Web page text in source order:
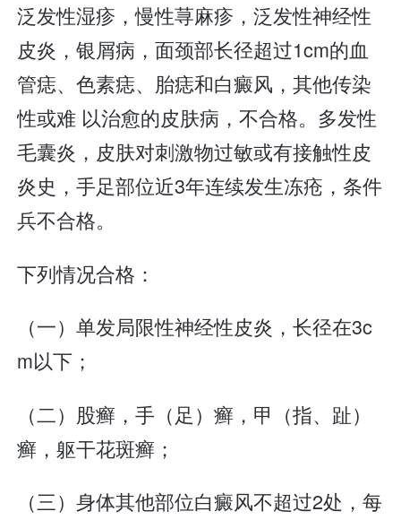
泛发性湿疹，慢性荨麻疹，泛发性神经性
皮炎，银屑病，面颈部长径超过1cm的血
管痣、色素痣、胎痣和白癜风，其他传染
性或难 以治愈的皮肤病，不合格。多发性
毛囊炎，皮肤对刺激物过敏或有接触性皮
炎史，手足部位近3年连续发生冻疮，条件
兵不合格。
下列情况合格：
（一）单发局限性神经性皮炎，长径在3c
m以下；
（二）股癣，手（足）癣，甲（指、趾）
癣，躯干花斑癣；
（三）身体其他部位白癜风不超过2处，每